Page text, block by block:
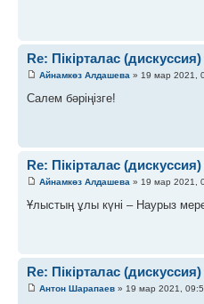
Re: Пікірталас (дискуссия)
Айнамкөз Алдашева » 19 мар 2021,
Салем бәріңізге!
Re: Пікірталас (дискуссия)
Айнамкөз Алдашева » 19 мар 2021,
Ұлыстың ұлы күні – Наурыз
Re: Пікірталас (дискуссия)
Антон Шарапаев » 19 мар 2021,